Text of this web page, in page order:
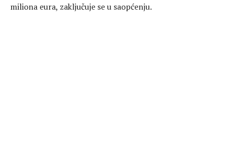
miliona eura, zaključuje se u saopćenju.